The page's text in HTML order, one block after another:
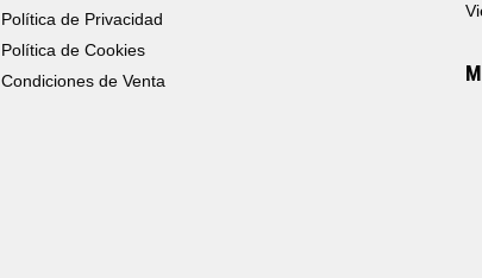
Política de Privacidad
Política de Cookies
Condiciones de Venta